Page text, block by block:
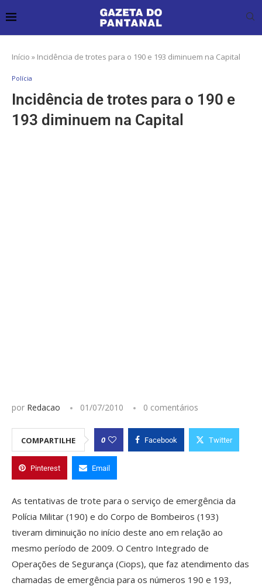
Início » Incidência de trotes para o 190 e 193 diminuem na Capital
Polícia
Incidência de trotes para o 190 e
193 diminuem na Capital
por Redacao 01/07/2010 0 comentários
COMPARTILHE 0 Facebook Twitter
Pinterest Email
As tentativas de trote para o serviço de emergência da
Polícia Militar (190) e do Corpo de Bombeiros (193)
tiveram diminuição no início deste ano em relação ao
mesmo período de 2009. O Centro Integrado de
Operações de Segurança (Ciops), que faz atendimento das
chamadas de emergência para os números 190 e 193,